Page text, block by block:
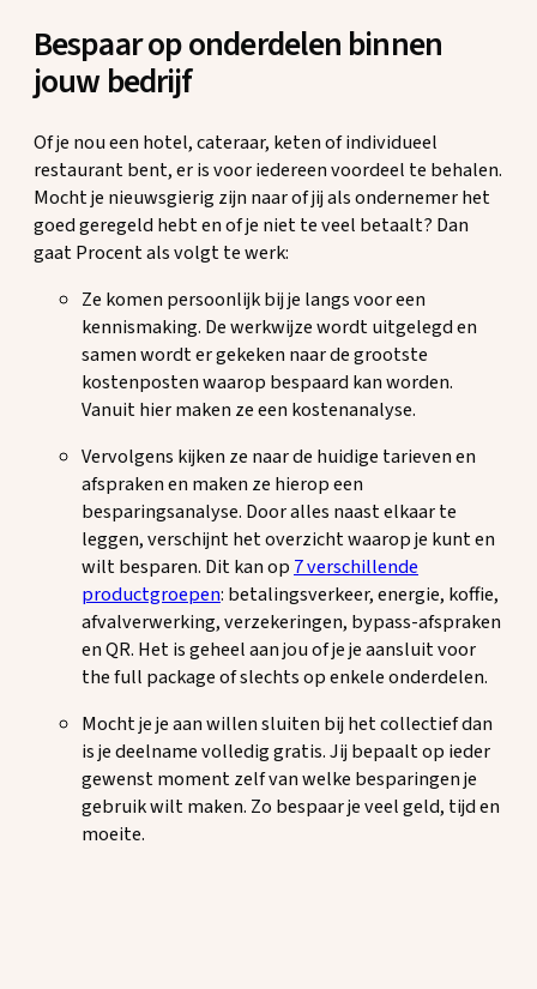
Bespaar op onderdelen binnen
jouw bedrijf
Of je nou een hotel, cateraar, keten of individueel
restaurant bent, er is voor iedereen voordeel te behalen.
Mocht je nieuwsgierig zijn naar of jij als ondernemer het
goed geregeld hebt en of je niet te veel betaalt? Dan
gaat Procent als volgt te werk:
Ze komen persoonlijk bij je langs voor een
kennismaking. De werkwijze wordt uitgelegd en
samen wordt er gekeken naar de grootste
kostenposten waarop bespaard kan worden.
Vanuit hier maken ze een kostenanalyse.
Vervolgens kijken ze naar de huidige tarieven en
afspraken en maken ze hierop een
besparingsanalyse. Door alles naast elkaar te
leggen, verschijnt het overzicht waarop je kunt en
wilt besparen. Dit kan op 7 verschillende
productgroepen: betalingsverkeer, energie, koffie,
afvalverwerking, verzekeringen, bypass-afspraken
en QR. Het is geheel aan jou of je je aansluit voor
the full package of slechts op enkele onderdelen.
Mocht je je aan willen sluiten bij het collectief dan
is je deelname volledig gratis. Jij bepaalt op ieder
gewenst moment zelf van welke besparingen je
gebruik wilt maken. Zo bespaar je veel geld, tijd en
moeite.